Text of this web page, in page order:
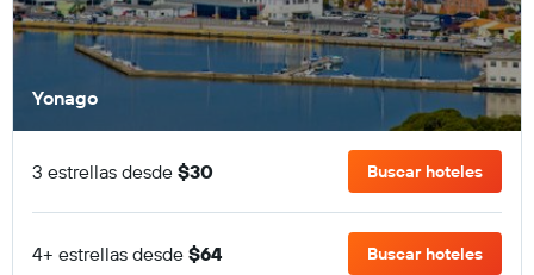
Yonago
3 estrellas desde $30 Buscar hoteles
4+ estrellas desde $64 Buscar hoteles